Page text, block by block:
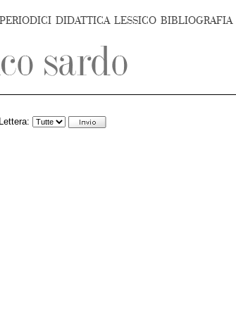
PERIODICI DIDATTICA LESSICO BIBLIOGRAFIA
Lettera: